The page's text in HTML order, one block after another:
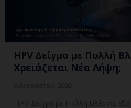
HPV Δείγμα με Πολλή
Χρειάζεται Νέα Λήψη;
HPV Δείγμα με Πολλή Βλέννα: